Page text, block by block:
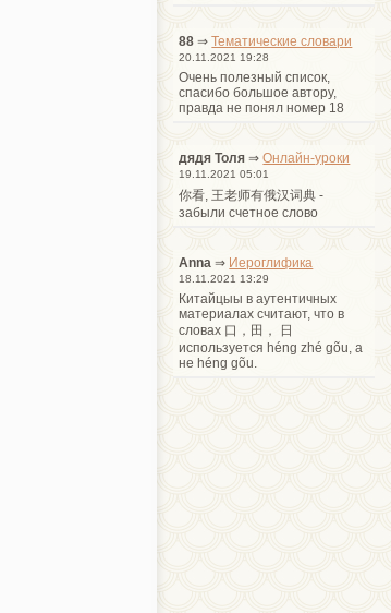
88 ⇒Тематические словари
20.11.2021 19:28
Очень полезный список,
спасибо большое автору,
правда не понял номер 18
дядя Толя ⇒Онлайн-уроки
19.11.2021 05:01
你看, 王老师有俄汉词典 -
забыли счетное слово
Anna ⇒ Иероглифика
18.11.2021 13:29
Китайцыы в аутентичных
материалах считают, что в
словах 口，田， 日
используется héng zhé gõu, а
не héng gõu.